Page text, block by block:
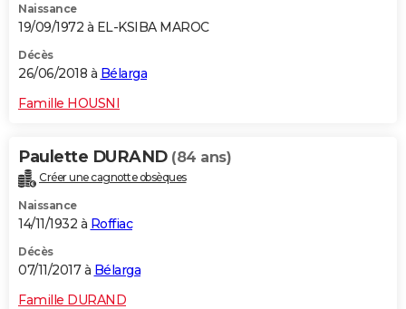
Naissance
19/09/1972 à EL-KSIBA MAROC
Décès
26/06/2018 à Bélarga
Famille HOUSNI
Paulette DURAND (84 ans)
Créer une cagnotte obsèques
Naissance
14/11/1932 à Roffiac
Décès
07/11/2017 à Bélarga
Famille DURAND